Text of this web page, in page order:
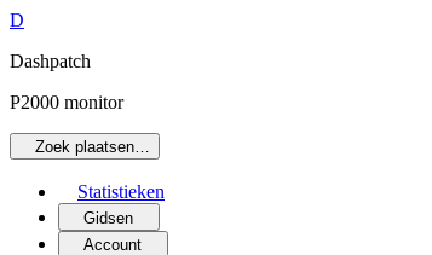
D
Dashpatch
P2000 monitor
Zoek plaatsen…
Statistieken
Gidsen
Account